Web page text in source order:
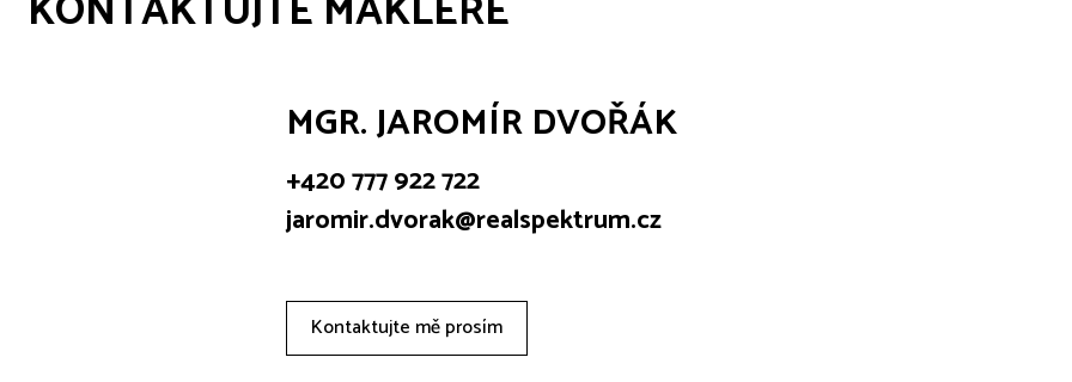
MGR. JAROMÍR DVOŘÁK
+420 777 922 722
jaromir.dvorak@realspektrum.cz
Kontaktujte mě prosím